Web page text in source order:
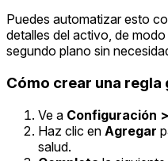
Puedes automatizar esto
detalles del activo, de
segundo plano sin
Cómo crear una regla
Ve a Configuración
Haz clic en Agregar
salud.